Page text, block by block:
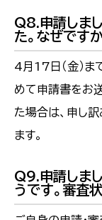
Q8.申請しま
た。なぜですか
4月17日（金）ま
めて申請書をお
た場合は、申し
ます。
Q9.申請しま
うです。審査